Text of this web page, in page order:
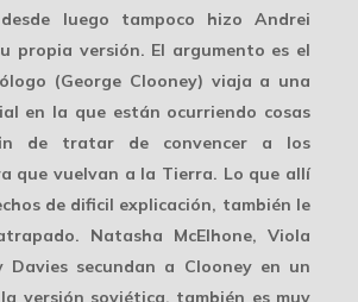
luego tampoco hizo Andrei
propia versión. El argumento es el
(George Clooney) viaja a una
en la que están ocurriendo cosas
de tratar de convencer a los
que vuelvan a la Tierra. Lo que allí
de dificil explicación, también le
Natasha McElhone, Viola
Davies secundan a Clooney en un
versión soviética, también es muy